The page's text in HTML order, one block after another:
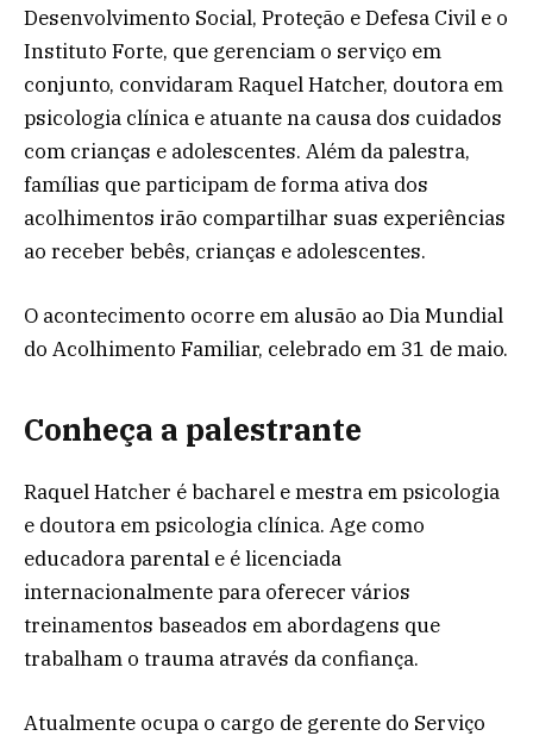
Desenvolvimento Social, Proteção e Defesa Civil e o
Instituto Forte, que gerenciam o serviço em
conjunto, convidaram Raquel Hatcher, doutora em
psicologia clínica e atuante na causa dos cuidados
com crianças e adolescentes. Além da palestra,
famílias que participam de forma ativa dos
acolhimentos irão compartilhar suas experiências
ao receber bebês, crianças e adolescentes.
O acontecimento ocorre em alusão ao Dia Mundial
do Acolhimento Familiar, celebrado em 31 de maio.
Conheça a palestrante
Raquel Hatcher é bacharel e mestra em psicologia
e doutora em psicologia clínica. Age como
educadora parental e é licenciada
internacionalmente para oferecer vários
treinamentos baseados em abordagens que
trabalham o trauma através da confiança.
Atualmente ocupa o cargo de gerente do Serviço